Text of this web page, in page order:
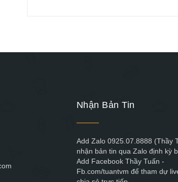
Nhận Bản Tin
Add Zalo 0925.07.8888 (Thầy
nhận bản tin qua Zalo định kỳ
Add Facebook Thầy Tuấn -
Fb.com/tuantvm để tham dự